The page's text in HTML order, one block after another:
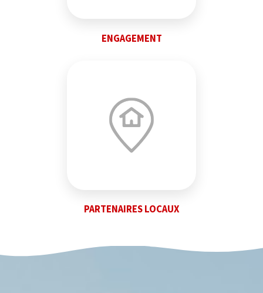
ENGAGEMENT
PARTENAIRES LOCAUX